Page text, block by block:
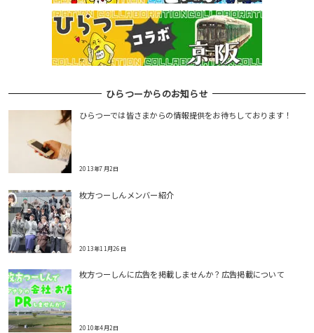
ひらつーからのお知らせ
ひらつーでは皆さまからの情報提供をお待ちしております！
2013年7月2日
枚方つーしんメンバー紹介
2013年11月26日
枚方つーしんに広告を掲載しませんか？広告掲載について
2010年4月2日